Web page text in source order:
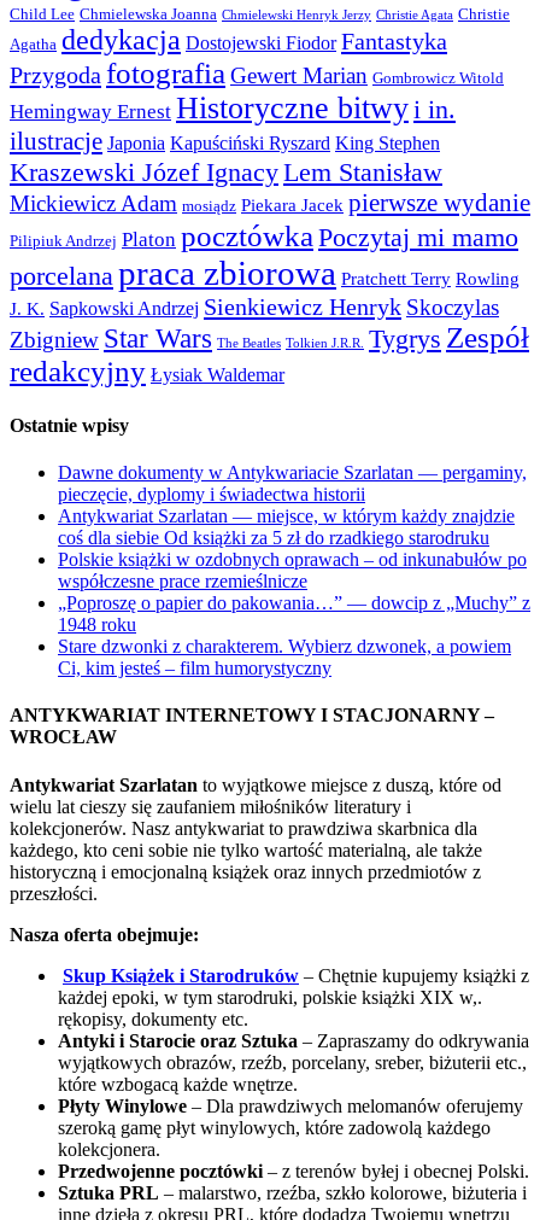
Child Lee Chmielewska Joanna Chmielewski Henryk Jerzy Christie Agata Christie
Agatha dedykacja Dostojewski Fiodor Fantastyka
Przygodafotografia Gewert Marian Gombrowicz Witold
Hemingway Ernest Historyczne bitwyi in.
ilustracje Japonia Kapuściński Ryszard King Stephen
Kraszewski Józef IgnacyLem Stanisław
Mickiewicz Adam mosiądz Piekara Jacek pierwsze wydanie
Pilipiuk Andrzej Platon pocztówka Poczytaj mi mamo
porcelanapraca zbiorowa Pratchett Terry Rowling
J. K. Sapkowski Andrzej Sienkiewicz Henryk Skoczylas
Zbigniew Star Wars The Beatles Tolkien J.R.R. Tygrys Zespół
redakcyjny Łysiak Waldemar
Ostatnie wpisy
Dawne dokumenty w Antykwariacie Szarlatan — pergaminy,
pieczęcie, dyplomy i świadectwa historii
Antykwariat Szarlatan — miejsce, w którym każdy znajdzie
coś dla siebie Od książki za 5 zł do rzadkiego starodruku
Polskie książki w ozdobnych oprawach – od inkunabułów po
współczesne prace rzemieślnicze
„Poproszę o papier do pakowania…” — dowcip z „Muchy” z
1948 roku
Stare dzwonki z charakterem. Wybierz dzwonek, a powiem
Ci, kim jesteś – film humorystyczny
ANTYKWARIAT INTERNETOWY I STACJONARNY –
WROCŁAW
Antykwariat Szarlatan to wyjątkowe miejsce z duszą, które od
wielu lat cieszy się zaufaniem miłośników literatury i
kolekcjonerów. Nasz antykwariat to prawdziwa skarbnica dla
każdego, kto ceni sobie nie tylko wartość materialną, ale także
historyczną i emocjonalną książek oraz innych przedmiotów z
przeszłości.
Nasza oferta obejmuje:
Skup Książek i Starodruków – Chętnie kupujemy książki z
każdej epoki, w tym starodruki, polskie książki XIX w,.
rękopisy, dokumenty etc.
Antyki i Starocie oraz Sztuka – Zapraszamy do odkrywania
wyjątkowych obrazów, rzeźb, porcelany, sreber, biżuterii etc.,
które wzbogacą każde wnętrze.
Płyty Winylowe – Dla prawdziwych melomanów oferujemy
szeroką gamę płyt winylowych, które zadowolą każdego
kolekcjonera.
Przedwojenne pocztówki – z terenów byłej i obecnej Polski.
Sztuka PRL – malarstwo, rzeźba, szkło kolorowe, biżuteria i
inne dzieła z okresu PRL, które dodadzą Twojemu wnętrzu